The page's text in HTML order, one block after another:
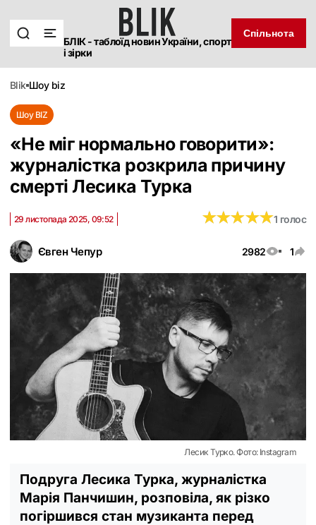
БЛІК - таблоїд новин України, спорт
і зірки
Спільнота
blik шоу biz
Шоу BIZ
«‎Не міг нормально говорити»:
журналістка розкрила причину
смерті Лесика Турка
Євген Чепур 2982 1
29 листопада 2025, 09:52 ★★★★★
★★★★★1 голос
Лесик Турко. Фото: Instagram
Подруга Лесика Турка, журналістка
Марія Панчишин, розповіла, як різко
погіршився стан музиканта перед